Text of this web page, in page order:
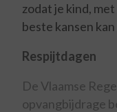
zodat je kind,
beste kansen
Respijtdagen
De Vlaamse
opvangbijdrage